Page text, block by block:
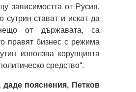
зависимостта от Русия.
сутрин стават и искат да
от държавата, са
правят бизнес с режима
използва корупцията
средство“.
пояснения, Петков